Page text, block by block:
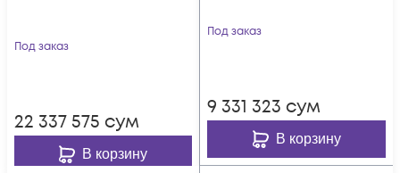
Под заказ
22 337 575 сум
В корзину
Под заказ
9 331 323 сум
В корзину